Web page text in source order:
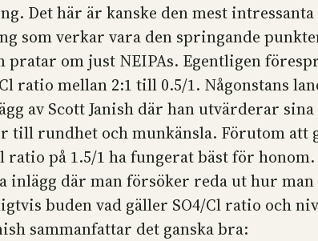
Det här är kanske den mest
som verkar vara den springande
pratar om just NEIPAs. Egentligen
ratio mellan 2:1 till 0.5/1. Någonstans
av Scott Janish där han utvärderar sina
till rundhet och munkänsla. Förutom att
ratio på 1.5/1 ha fungerat bäst för
inlägg där man försöker reda ut hur
buden vad gäller SO4/Cl ratio och
sammanfattar det ganska bra: